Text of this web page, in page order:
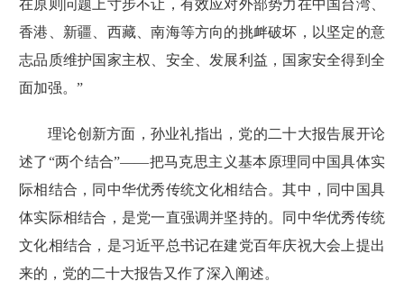
在原则问题上寸步不让，有效应对外部势力在中国台湾、
香港、新疆、西藏、南海等方向的挑衅破坏，以坚定的意
志品质维护国家主权、安全、发展利益，国家安全得到全
面加强。”
理论创新方面，孙业礼指出， 党的二十大报告展开论
述了“两个结合”——把马克思主义基本原理同中国具体实
际相结合，同中华优秀传统文化相结合。其中，同中国具
体实际相结合，是党一直强调并坚持的。同中华优秀传统
文化相结合，是习近平总书记在建党百年庆祝大会上提出
来的， 党的二十大报告又作了深入阐述。